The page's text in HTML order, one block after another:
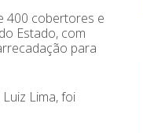
400 cobertores e
Estado, com
para
Lima, foi